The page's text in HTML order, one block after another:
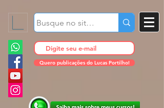
Quero publicações do Lucas Portilho!